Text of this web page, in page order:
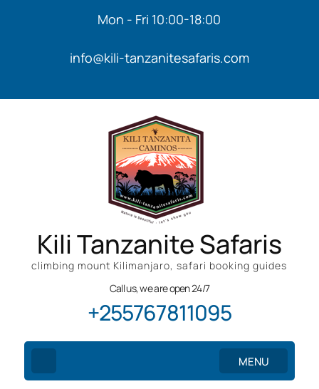
Mon - Fri 10:00-18:00
info@kili-tanzanitesafaris.com
Kili Tanzanite Safaris
climbing mount Kilimanjaro, safari booking guides
Call us, we are open 24/7
+255767811095
MENU